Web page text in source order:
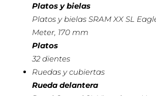
Platos y bielas
Platos y bielas SRAM XX SL
Meter, 170 mm
Platos
32 dientes
Ruedas y cubiertas
Rueda delantera